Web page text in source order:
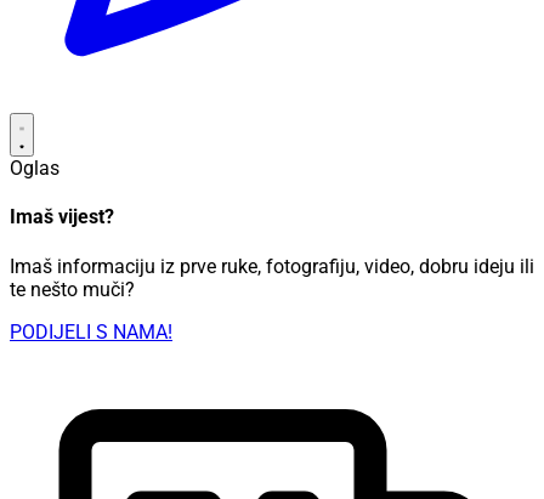
Oglas
Imaš vijest?
Imaš informaciju iz prve ruke, fotografiju, video, dobru ideju ili
te nešto muči?
PODIJELI S NAMA!